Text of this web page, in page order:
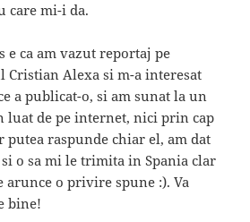
care mi-i da.
e ca am vazut reportaj pe
Cristian Alexa si m-a interesat
a publicat-o, si am sunat la un
luat de pe internet, nici prin cap
putea raspunde chiar el, am dat
o sa mi le trimita in Spania clar
arunce o privire spune :). Va
bine!